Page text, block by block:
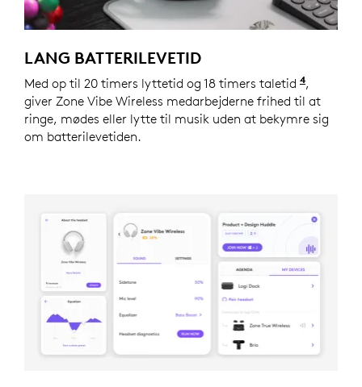
LANG BATTERILEVETID
Med op til 20 timers lyttetid og 18 timers taletid 4,
giver Zone Vibe Wireless medarbejderne frihed til at
ringe, mødes eller lytte til musik uden at bekymre sig
om batterilevetiden.